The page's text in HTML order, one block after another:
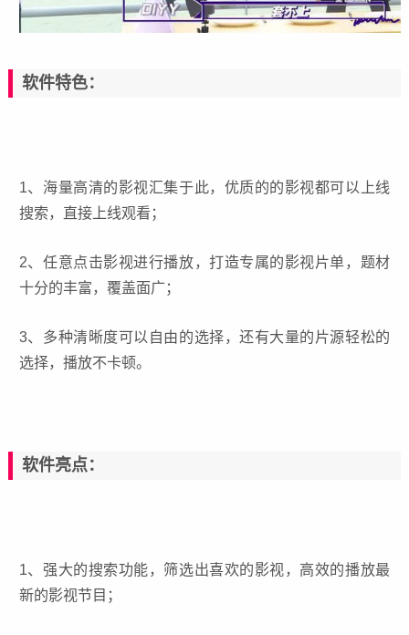
软件特色：
1、海量高清的影视汇集于此，优质的的影视都可以上线
搜索，直接上线观看；
2、任意点击影视进行播放，打造专属的影视片单，题材
十分的丰富，覆盖面广；
3、多种清晰度可以自由的选择，还有大量的片源轻松的
选择，播放不卡顿。
软件亮点：
1、强大的搜索功能，筛选出喜欢的影视，高效的播放最
新的影视节目；